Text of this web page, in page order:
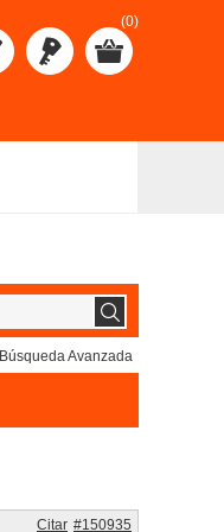
(0)
Búsqueda Avanzada
#150935
Citar